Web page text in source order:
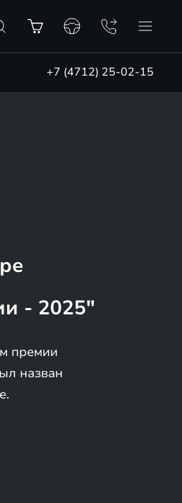
+7 (4712) 25-02-15
- 2025"
премии
назван